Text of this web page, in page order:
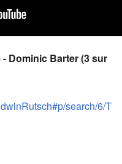
Dominic Barter (3 sur
search/6/T